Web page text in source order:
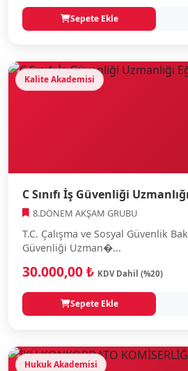
Sepete Ekle
Kalite Akademisi
C Sınıfı İş Güvenliği
8.DÖNEM AKŞAM GRUBU
T.C. Çalışma ve Sosyal Güvenlik
Güvenliği Uzman�...
30.000,00 ₺ KDV Dahil (%20)
Sepete Ekle
Hukuk Akademisi